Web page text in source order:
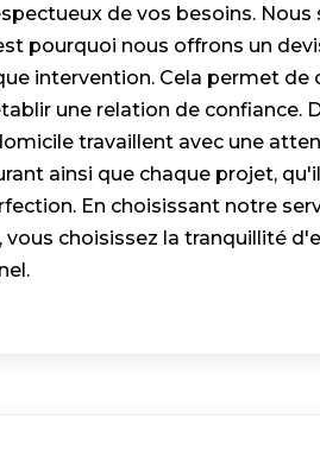
de vos besoins. Nous
pourquoi nous offrons un
intervention. Cela permet de
une relation de confiance.
travaillent avec une
ainsi que chaque projet,
En choisissant notre
choisissez la tranquillité